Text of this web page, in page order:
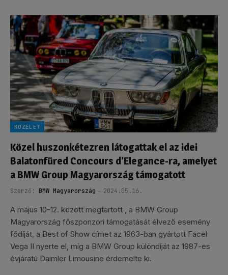
KÖZÉLET
Közel huszonkétezren látogattak el az idei
Balatonfüred Concours d’Elegance-ra, amelyet
a BMW Group Magyarország támogatott
Szerző: BMW Magyarország 2024.05.16.
A május 10-12. között megtartott , a BMW Group
Magyarország főszponzori támogatását élvező esemény
fődíját, a Best of Show címet az 1963-ban gyártott Facel
Vega II nyerte el, míg a BMW Group különdíját az 1987-es
évjáratú Daimler Limousine érdemelte ki.